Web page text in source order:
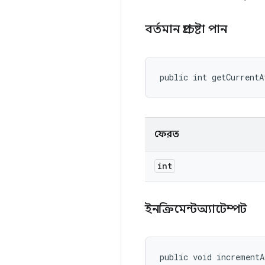
বর্তমান প্রচেষ্টা পান
public int
ফেরত
int
ইনক্রিমেন্টঅ্যাটেম্পট
public void